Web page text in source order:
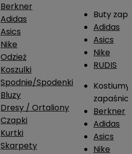
Berkner
Adidas
Asics
Nike
Odzież
Koszulki
Spodnie/Spodenki
Bluzy
Dresy / Ortaliony
Czapki
Kurtki
Skarpety
Buty
Adidas
Asics
Nike
RUDIS
Kostiumy
Berkner
Adidas
Asics
Nike